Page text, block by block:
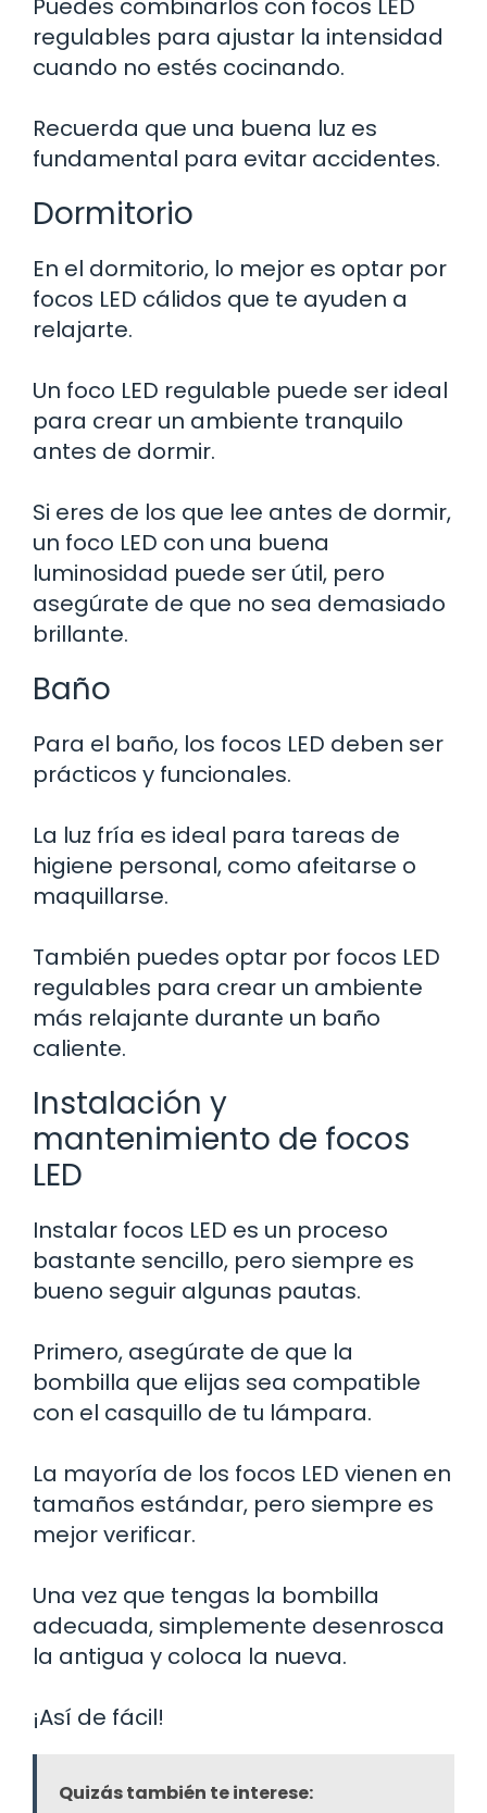
Puedes combinarlos con focos LED
regulables para ajustar la intensidad
cuando no estés cocinando.
Recuerda que una buena luz es
fundamental para evitar accidentes.
Dormitorio
En el dormitorio, lo mejor es optar por
focos LED cálidos que te ayuden a
relajarte.
Un foco LED regulable puede ser ideal
para crear un ambiente tranquilo
antes de dormir.
Si eres de los que lee antes de dormir,
un foco LED con una buena
luminosidad puede ser útil, pero
asegúrate de que no sea demasiado
brillante.
Baño
Para el baño, los focos LED deben ser
prácticos y funcionales.
La luz fría es ideal para tareas de
higiene personal, como afeitarse o
maquillarse.
También puedes optar por focos LED
regulables para crear un ambiente
más relajante durante un baño
caliente.
Instalación y
mantenimiento de focos
LED
Instalar focos LED es un proceso
bastante sencillo, pero siempre es
bueno seguir algunas pautas.
Primero, asegúrate de que la
bombilla que elijas sea compatible
con el casquillo de tu lámpara.
La mayoría de los focos LED vienen en
tamaños estándar, pero siempre es
mejor verificar.
Una vez que tengas la bombilla
adecuada, simplemente desenrosca
la antigua y coloca la nueva.
¡Así de fácil!
Quizás también te interese: